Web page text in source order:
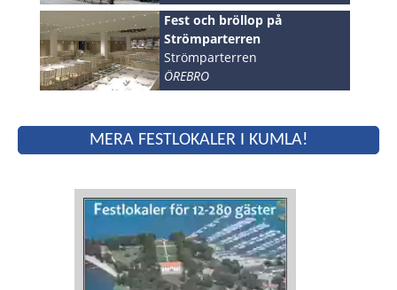
Fest och bröllop på
Strömparterren
Strömparterren
ÖREBRO
MERA FESTLOKALER I KUMLA!